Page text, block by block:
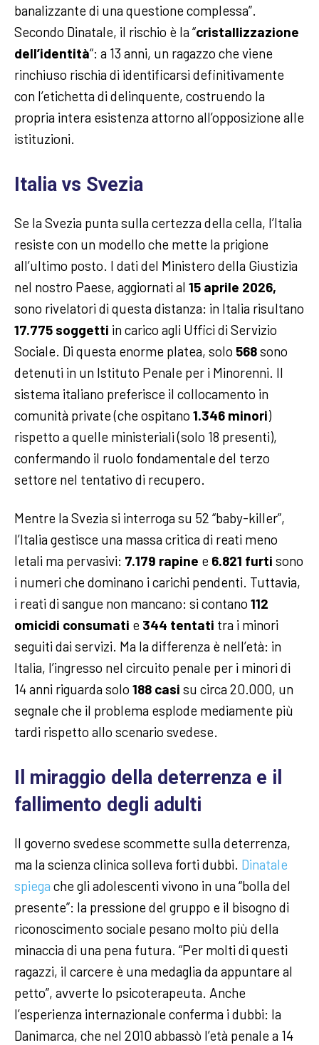
banalizzante di una questione complessa”.
Secondo Dinatale, il rischio è la “cristallizzazione
dell’identità“: a 13 anni, un ragazzo che viene
rinchiuso rischia di identificarsi definitivamente
con l’etichetta di delinquente, costruendo la
propria intera esistenza attorno all’opposizione alle
istituzioni.
Italia vs Svezia
Se la Svezia punta sulla certezza della cella, l’Italia
resiste con un modello che mette la prigione
all’ultimo posto. I dati del Ministero della Giustizia
nel nostro Paese, aggiornati al 15 aprile 2026,
sono rivelatori di questa distanza: in Italia risultano
17.775 soggetti in carico agli Uffici di Servizio
Sociale. Di questa enorme platea, solo 568sono
detenuti in un Istituto Penale per i Minorenni. Il
sistema italiano preferisce il collocamento in
comunità private (che ospitano 1.346 minori)
rispetto a quelle ministeriali (solo 18 presenti),
confermando il ruolo fondamentale del terzo
settore nel tentativo di recupero.
Mentre la Svezia si interroga su 52 “baby-killer”,
l’Italia gestisce una massa critica di reati meno
letali ma pervasivi: 7.179 rapine e 6.821 furti sono
i numeri che dominano i carichi pendenti. Tuttavia,
i reati di sangue non mancano: si contano 112
omicidi consumati e 344 tentati tra i minori
seguiti dai servizi. Ma la differenza è nell’età: in
Italia, l’ingresso nel circuito penale per i minori di
14 anni riguarda solo 188 casi su circa 20.000, un
segnale che il problema esplode mediamente più
tardi rispetto allo scenario svedese.
Il miraggio della deterrenza e il
fallimento degli adulti
Il governo svedese scommette sulla deterrenza,
ma la scienza clinica solleva forti dubbi. Dinatale
spiega che gli adolescenti vivono in una “bolla del
presente”: la pressione del gruppo e il bisogno di
riconoscimento sociale pesano molto più della
minaccia di una pena futura. “Per molti di questi
ragazzi, il carcere è una medaglia da appuntare al
petto”, avverte lo psicoterapeuta. Anche
l’esperienza internazionale conferma i dubbi: la
Danimarca, che nel 2010 abbassò l’età penale a 14